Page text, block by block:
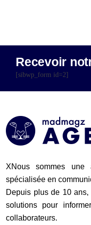
Recevoir
[sibwp_form id=2]
XNous sommes une
spécialisée en
Depuis plus de 10
solutions pour
collaborateurs.